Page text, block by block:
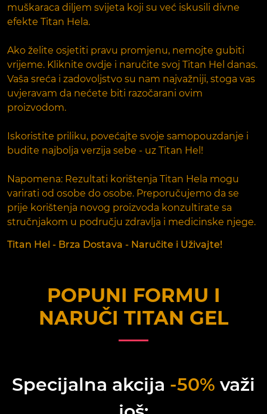
muškaraca diljem svijeta koji su već iskusili divne
efekte Titan Hela.
Ako želite osjetiti pravu promjenu, nemojte gubiti
vrijeme. Kliknite ovdje i naručite svoj Titan Hel danas.
Vaša sreća i zadovoljstvo su nam najvažniji, stoga vas
uvjeravam da nećete biti razočarani ovim
proizvodom.
Iskoristite priliku, povećajte svoje samopouzdanje i
budite najbolja verzija sebe - uz Titan Hel!
Napomena: Rezultati korištenja Titan Hela mogu
varirati od osobe do osobe. Preporučujemo da se
prije korištenja novog proizvoda konzultirate sa
stručnjakom u području zdravlja i medicinske njege.
Titan Hel - Brza Dostava - Naručite i Uživajte!
POPUNI FORMU I
NARUČI TITAN GEL
Specijalna akcija -50% važi